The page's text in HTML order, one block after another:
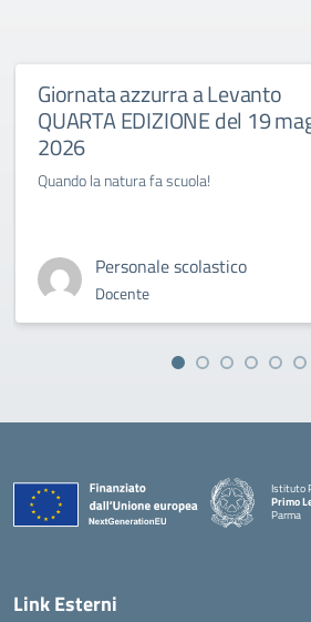
Giornata azzurra a Levanto
QUARTA EDIZIONE del 19
2026
Quando la natura fa scuola!
Personale scolastico
Docente
Istituto
Primo
Parma
Link Esterni